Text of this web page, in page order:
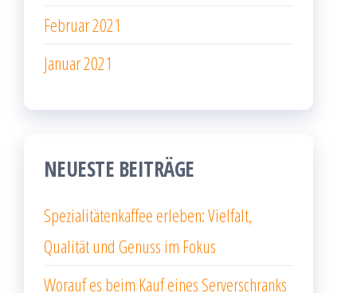
Februar 2021
Januar 2021
NEUESTE BEITRÄGE
Spezialitätenkaffee erleben: Vielfalt,
Qualität und Genuss im Fokus
Worauf es beim Kauf eines Serverschranks